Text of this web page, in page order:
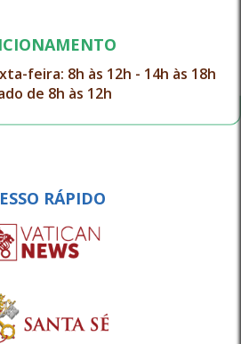
feira: 8h às 12h - 14h às 18h
de 8h às 12h
RÁPIDO